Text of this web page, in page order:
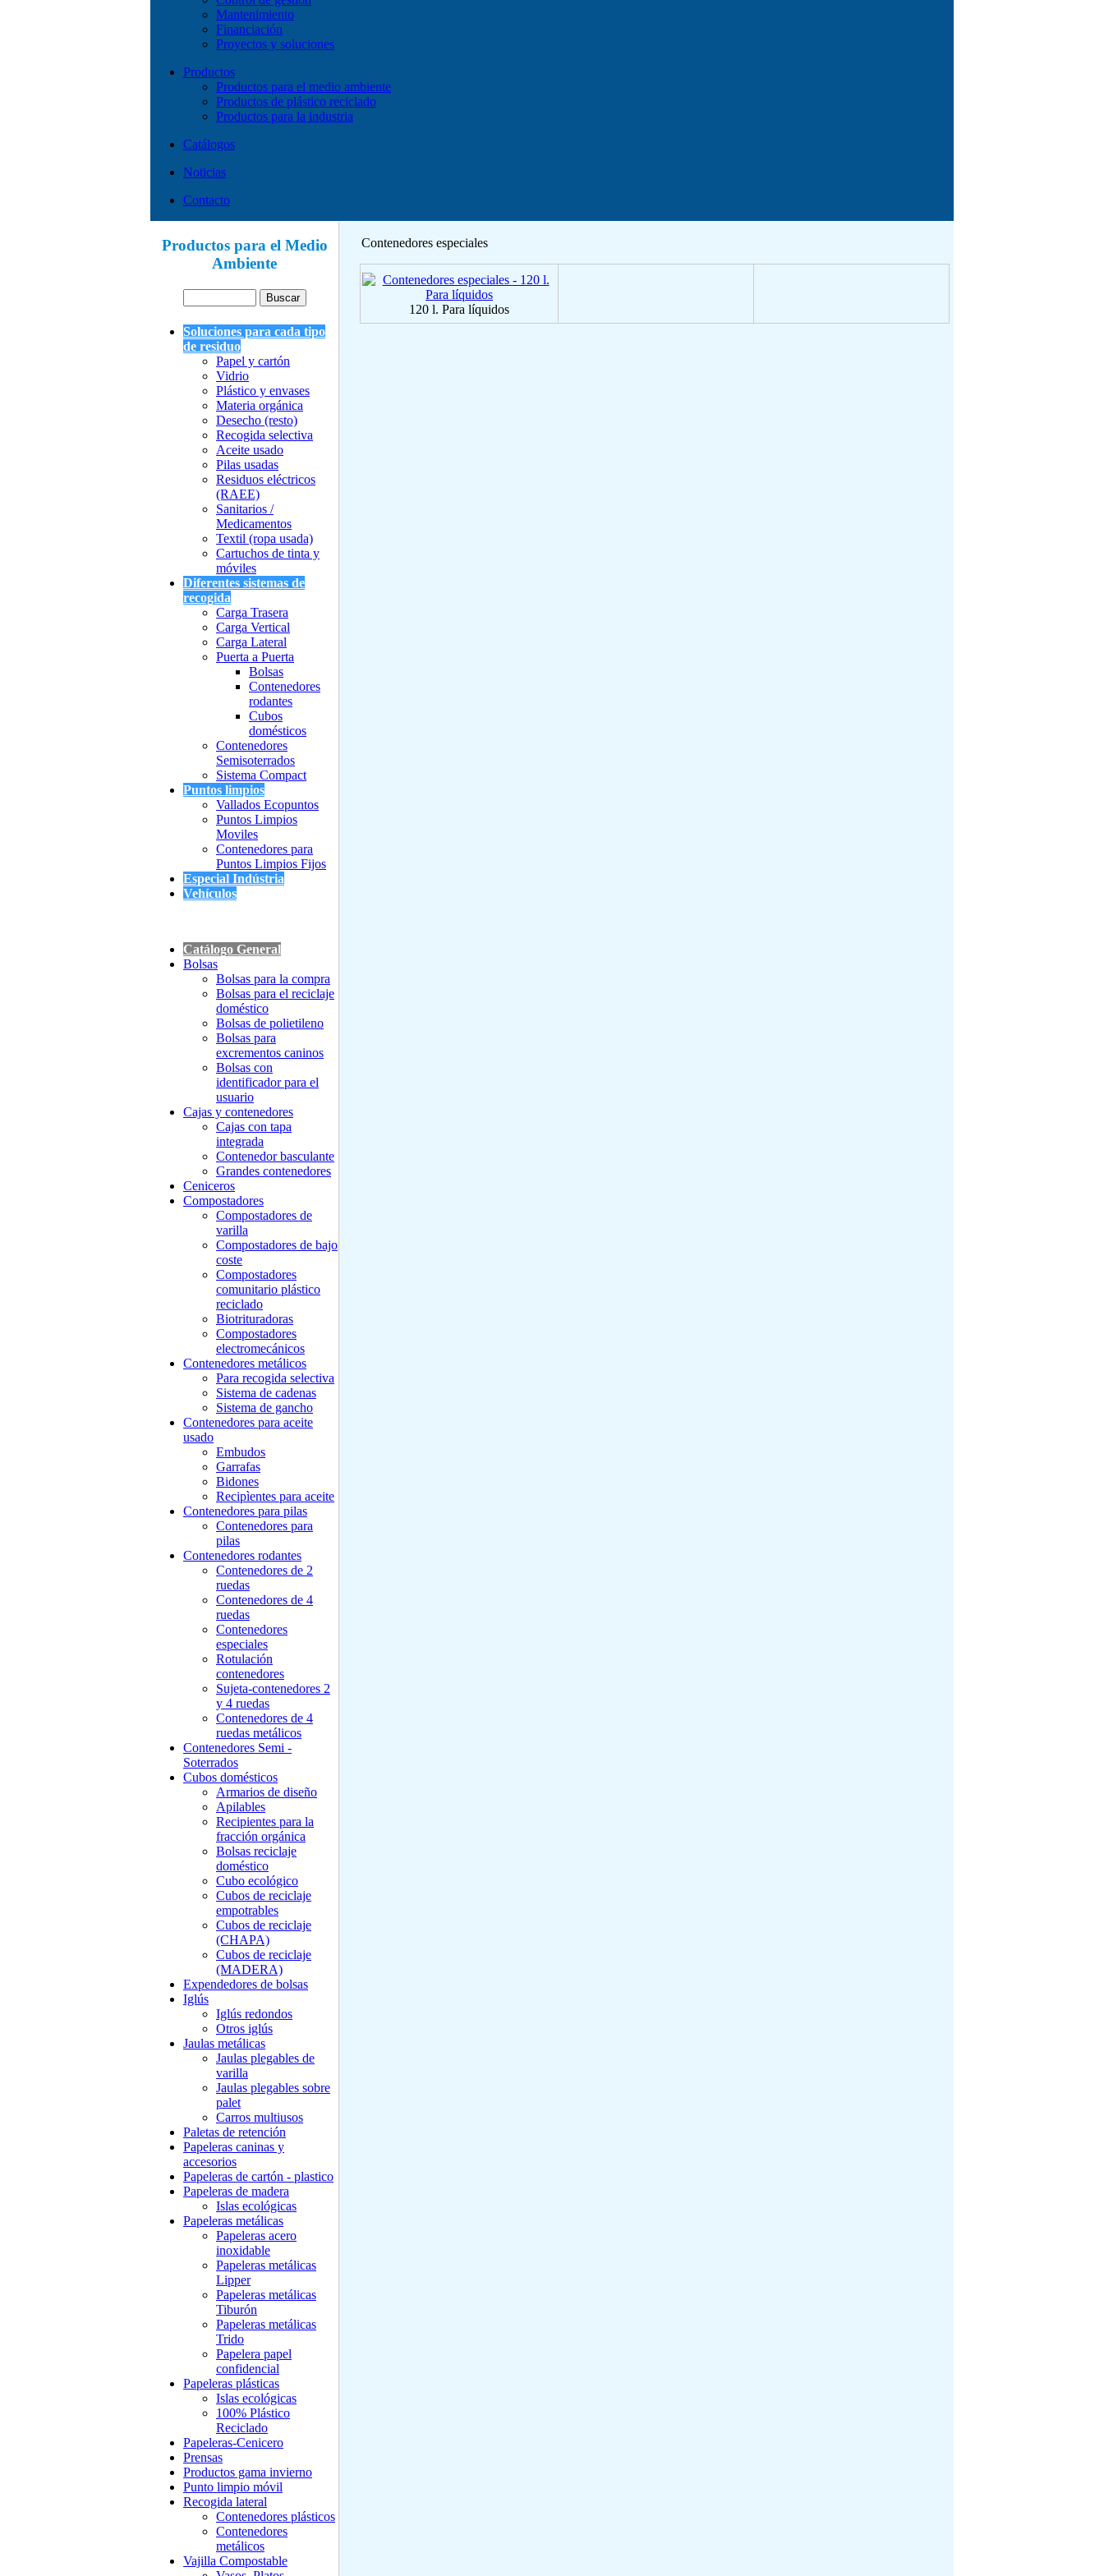
Mantenimiento
Financiación
Proyectos y soluciones
Productos
Productos para el medio ambiente
Productos de plástico reciclado
Productos para la industria
Catálogos
Noticias
Contacto
Productos para el Medio
Ambiente
Soluciones para cada tipo
de residuo
Papel y cartón
Vidrio
Plástico y envases
Materia orgánica
Desecho (resto)
Recogida selectiva
Aceite usado
Pilas usadas
Residuos eléctricos
(RAEE)
Sanitarios /
Medicamentos
Textil (ropa usada)
Cartuchos de tinta y
móviles
Diferentes sistemas de
recogida
Carga Trasera
Carga Vertical
Carga Lateral
Puerta a Puerta
Bolsas
Contenedores
rodantes
Cubos
domésticos
Contenedores
Semisoterrados
Sistema Compact
Puntos limpios
Vallados Ecopuntos
Puntos Limpios
Moviles
Contenedores para
Puntos Limpios Fijos
Especial Indústria
Vehículos
Catálogo General
Bolsas
Bolsas para la compra
Bolsas para el reciclaje
doméstico
Bolsas de polietileno
Bolsas para
excrementos caninos
Bolsas con
identificador para el
usuario
Cajas y contenedores
Cajas con tapa
integrada
Contenedor basculante
Grandes contenedores
Ceniceros
Compostadores
Compostadores de
varilla
Compostadores de bajo
coste
Compostadores
comunitario plástico
reciclado
Biotrituradoras
Compostadores
electromecánicos
Contenedores metálicos
Para recogida selectiva
Sistema de cadenas
Sistema de gancho
Contenedores para aceite
usado
Embudos
Garrafas
Bidones
Recipìentes para aceite
Contenedores para pilas
Contenedores para
pilas
Contenedores rodantes
Contenedores de 2
ruedas
Contenedores de 4
ruedas
Contenedores
especiales
Rotulación
contenedores
Sujeta-contenedores 2
y 4 ruedas
Contenedores de 4
ruedas metálicos
Contenedores Semi -
Soterrados
Cubos domésticos
Armarios de diseño
Apilables
Recipientes para la
fracción orgánica
Bolsas reciclaje
doméstico
Cubo ecológico
Cubos de reciclaje
empotrables
Cubos de reciclaje
(CHAPA)
Cubos de reciclaje
(MADERA)
Expendedores de bolsas
Iglús
Iglús redondos
Otros iglús
Jaulas metálicas
Jaulas plegables de
varilla
Jaulas plegables sobre
palet
Carros multiusos
Paletas de retención
Papeleras caninas y
accesorios
Papeleras de cartón - plastico
Papeleras de madera
Islas ecológicas
Papeleras metálicas
Papeleras acero
inoxidable
Papeleras metálicas
Lipper
Papeleras metálicas
Tiburón
Papeleras metálicas
Trido
Papelera papel
confidencial
Papeleras plásticas
Islas ecológicas
100% Plástico
Reciclado
Papeleras-Cenicero
Prensas
Productos gama invierno
Punto limpio móvil
Recogida lateral
Contenedores plásticos
Contenedores
metálicos
Vajilla Compostable
Contenedores especiales
120 l. Para líquidos